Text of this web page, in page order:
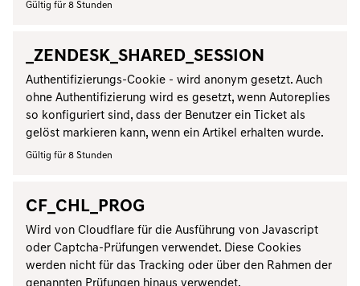
Gültig für 8 Stunden
_ZENDESK_SHARED_SESSION
Authentifizierungs-Cookie - wird anonym gesetzt. Auch
ohne Authentifizierung wird es gesetzt, wenn Autoreplies
so konfiguriert sind, dass der Benutzer ein Ticket als
gelöst markieren kann, wenn ein Artikel erhalten wurde.
Gültig für 8 Stunden
CF_CHL_PROG
Wird von Cloudflare für die Ausführung von Javascript
oder Captcha-Prüfungen verwendet. Diese Cookies
werden nicht für das Tracking oder über den Rahmen der